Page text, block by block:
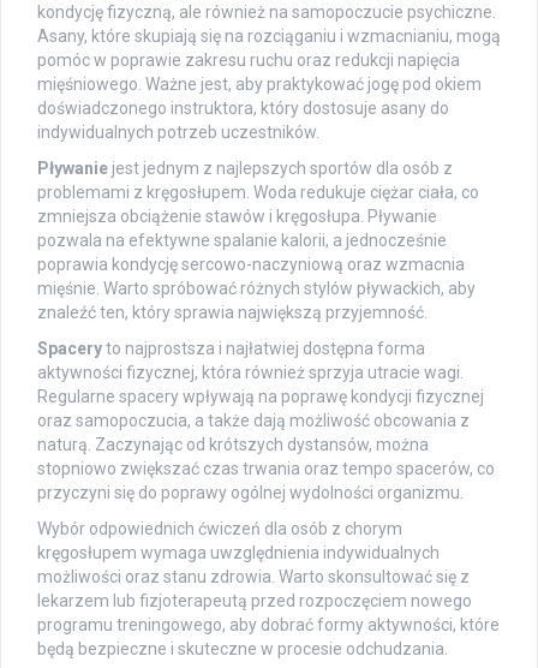
kondycję fizyczną, ale również na samopoczucie psychiczne.
Asany, które skupiają się na rozciąganiu i wzmacnianiu, mogą
pomóc w poprawie zakresu ruchu oraz redukcji napięcia
mięśniowego. Ważne jest, aby praktykować jogę pod okiem
doświadczonego instruktora, który dostosuje asany do
indywidualnych potrzeb uczestników.
Pływanie jest jednym z najlepszych sportów dla osób z
problemami z kręgosłupem. Woda redukuje ciężar ciała, co
zmniejsza obciążenie stawów i kręgosłupa. Pływanie
pozwala na efektywne spalanie kalorii, a jednocześnie
poprawia kondycję sercowo-naczyniową oraz wzmacnia
mięśnie. Warto spróbować różnych stylów pływackich, aby
znaleźć ten, który sprawia największą przyjemność.
Spaceryto najprostsza i najłatwiej dostępna forma
aktywności fizycznej, która również sprzyja utracie wagi.
Regularne spacery wpływają na poprawę kondycji fizycznej
oraz samopoczucia, a także dają możliwość obcowania z
naturą. Zaczynając od krótszych dystansów, można
stopniowo zwiększać czas trwania oraz tempo spacerów, co
przyczyni się do poprawy ogólnej wydolności organizmu.
Wybór odpowiednich ćwiczeń dla osób z chorym
kręgosłupem wymaga uwzględnienia indywidualnych
możliwości oraz stanu zdrowia. Warto skonsultować się z
lekarzem lub fizjoterapeutą przed rozpoczęciem nowego
programu treningowego, aby dobrać formy aktywności, które
będą bezpieczne i skuteczne w procesie odchudzania.